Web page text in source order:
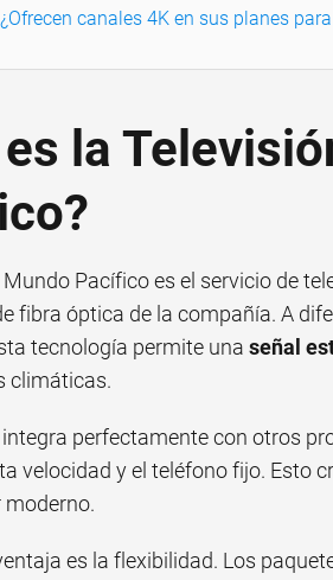
¿Ofrecen canales 4K en sus planes
es la
Mundo Pacífico es el servicio de
fibra óptica de la compañía. A
tecnología permite una señal
climáticas.
integra perfectamente con otros
velocidad y el teléfono fijo. Esto
moderno.
es la flexibilidad. Los